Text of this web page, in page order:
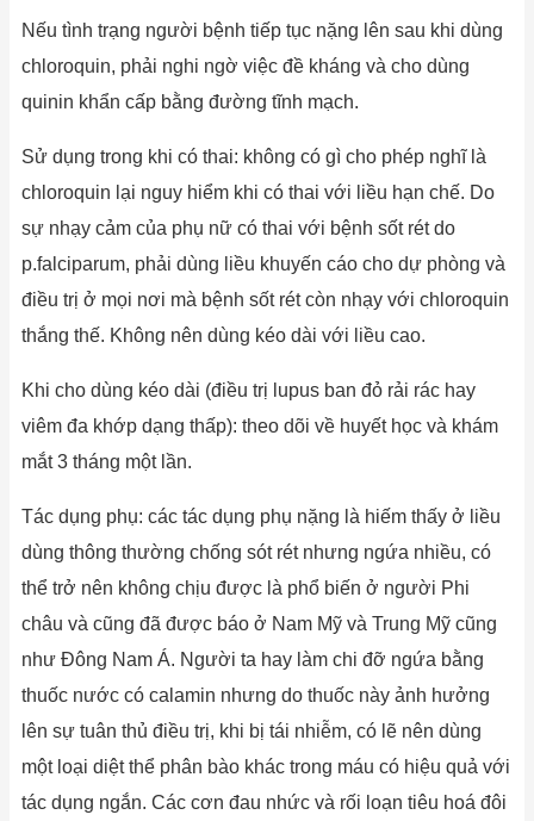
Nếu tình trạng người bệnh tiếp tục nặng lên sau khi dùng
chloroquin, phải nghi ngờ việc đề kháng và cho dùng
quinin khẩn cấp bằng đường tĩnh mạch.
Sử dụng trong khi có thai: không có gì cho phép nghĩ là
chloroquin lại nguy hiểm khi có thai với liều hạn chế. Do
sự nhạy cảm của phụ nữ có thai với bệnh sốt rét do
p.falciparum, phải dùng liều khuyến cáo cho dự phòng và
điều trị ở mọi nơi mà bệnh sốt rét còn nhạy với chloroquin
thắng thế. Không nên dùng kéo dài với liều cao.
Khi cho dùng kéo dài (điều trị lupus ban đỏ rải rác hay
viêm đa khớp dạng thấp): theo dõi về huyết học và khám
mắt 3 tháng một lần.
Tác dụng phụ: các tác dụng phụ nặng là hiếm thấy ở liều
dùng thông thường chống sót rét nhưng ngứa nhiều, có
thể trở nên không chịu được là phổ biến ở người Phi
châu và cũng đã được báo ở Nam Mỹ và Trung Mỹ cũng
như Đông Nam Á. Người ta hay làm chi đỡ ngứa bằng
thuốc nước có calamin nhưng do thuốc này ảnh hưởng
lên sự tuân thủ điều trị, khi bị tái nhiễm, có lẽ nên dùng
một loại diệt thể phân bào khác trong máu có hiệu quả với
tác dụng ngắn. Các cơn đau nhức và rối loạn tiêu hoá đôi